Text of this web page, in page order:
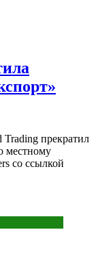
прекратил
местному
со ссылкой